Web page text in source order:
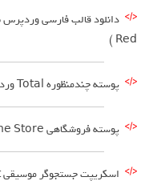
Red )
پوسته چندمنظوره Total وردپرس
پوسته فروشگاهی IsOne Store ووکامرس
اسکریپت جستجوگر موسیقی MP3 Finder Script